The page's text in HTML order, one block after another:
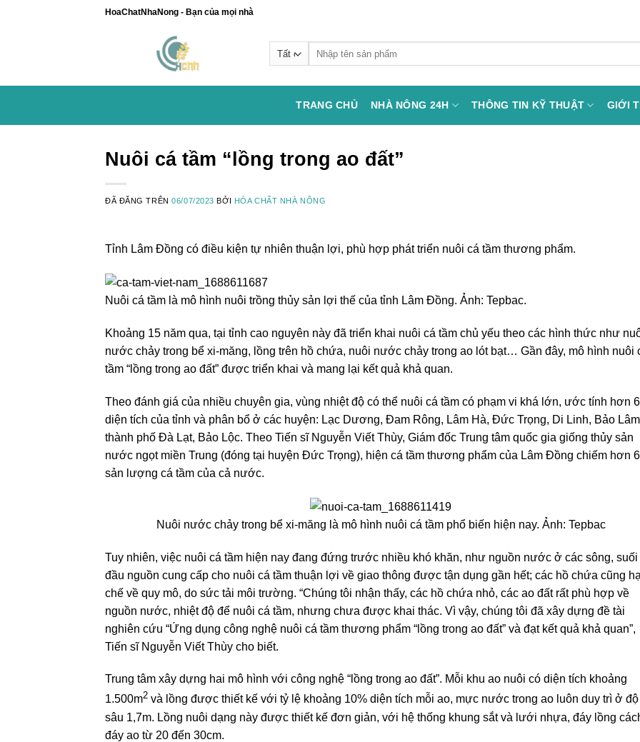
HoaChatNhaNong - Bạn của mọi nhà
TRANG CHỦ NHÀ NÔNG 24H THÔNG TIN KỸ THUẬT GIỚI
Nuôi cá tầm “lồng trong ao đất”
ĐÃ ĐĂNG TRÊN06/07/2023 BỞI HÓA CHẤT NHÀ NÔNG
Tỉnh Lâm Đồng có điều kiện tự nhiên thuận lợi, phù hợp phát triển nuôi cá tầm thương phẩm.
Nuôi cá tầm là mô hình nuôi trồng thủy sản lợi thế của tỉnh Lâm Đồng. Ảnh: Tepbac.
Khoảng 15 năm qua, tại tỉnh cao nguyên này đã triển khai nuôi cá tầm chủ yếu theo các hình thức như
nước chảy trong bể xi-măng, lồng trên hồ chứa, nuôi nước chảy trong ao lót bạt… Gần đây, mô hình nuôi
tầm “lồng trong ao đất” được triển khai và mang lại kết quả khả quan.
Theo đánh giá của nhiều chuyên gia, vùng nhiệt độ có thể nuôi cá tầm có phạm vi khá lớn, ước tính hơn
diện tích của tỉnh và phân bổ ở các huyện: Lạc Dương, Đam Rông, Lâm Hà, Đức Trọng, Di Linh, Bảo
thành phố Đà Lạt, Bảo Lộc. Theo Tiến sĩ Nguyễn Viết Thùy, Giám đốc Trung tâm quốc gia giống thủy sản
nước ngọt miền Trung (đóng tại huyện Đức Trọng), hiện cá tầm thương phẩm của Lâm Đồng chiếm hơn
sản lượng cá tầm của cả nước.
Nuôi nước chảy trong bể xi-măng là mô hình nuôi cá tầm phổ biến hiện nay. Ảnh: Tepbac
Tuy nhiên, việc nuôi cá tầm hiện nay đang đứng trước nhiều khó khăn, như nguồn nước ở các sông, suối
đầu nguồn cung cấp cho nuôi cá tầm thuận lợi về giao thông được tận dụng gần hết; các hồ chứa cũng
chế về quy mô, do sức tải môi trường. “Chúng tôi nhận thấy, các hồ chứa nhỏ, các ao đất rất phù hợp về
nguồn nước, nhiệt độ để nuôi cá tầm, nhưng chưa được khai thác. Vì vậy, chúng tôi đã xây dựng đề tài
nghiên cứu “Ứng dụng công nghệ nuôi cá tầm thương phẩm “lồng trong ao đất” và đạt kết quả khả quan”,
Tiến sĩ Nguyễn Viết Thùy cho biết.
Trung tâm xây dựng hai mô hình với công nghệ “lồng trong ao đất”. Mỗi khu ao nuôi có diện tích khoảng
1.500m2 và lồng được thiết kế với tỷ lệ khoảng 10% diện tích mỗi ao, mực nước trong ao luôn duy trì ở độ
sâu 1,7m. Lồng nuôi dạng này được thiết kế đơn giản, với hệ thống khung sắt và lưới nhựa, đáy lồng
đáy ao từ 20 đến 30cm.